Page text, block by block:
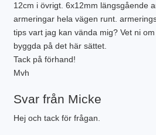
12cm i övrigt. 6x12mm längsgående
armeringar hela vägen runt.
tips vart jag kan vända mig? Vet ni
byggda på det här sättet.
Tack på förhand!
Mvh
Svar från Micke
Hej och tack för frågan.